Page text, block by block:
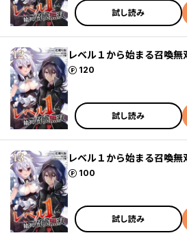
試し読み
レベル１から始まる召喚無
120
ポイント
試し読み
レベル１から始まる召喚無
100
ポイント
試し読み